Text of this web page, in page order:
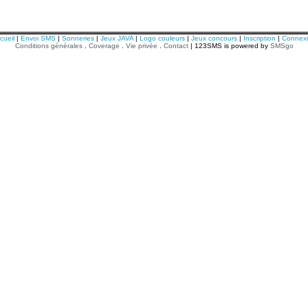
| Envoi SMS | Sonneries | Jeux JAVA | Logo couleurs | Jeux concours | Inscription |
Conditions générales. Coverage Vie privée Contact| 123SMS is powered by SMSgo